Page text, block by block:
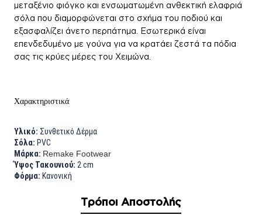
μεταξένιο φιόγκο και ενσωματωμένη ανθεκτική ελαφριά
σόλα που διαμορφώνεται στο σχήμα του ποδιού και
εξασφαλίζει άνετο περπάτημα.
Εσωτερικά είναι
επενδεδυμένο με γούνα για να κρατάει ζεστά τα πόδια
σας τις κρύες μέρες του Χειμώνα.
Χαρακτηριστικά
Υλικό: Συνθετικό Δέρμα
Σόλα: PVC
Μάρκα: Remake Footwear
Ύψος Τακουνιού: 2 cm
Φόρμα: Κανονική
Τρόποι Αποστολής